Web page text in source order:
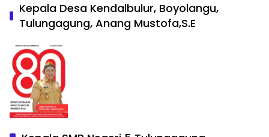
Kepala Desa Kendalbulur, Boyolangu,
Tulungagung, Anang Mustofa,S.E